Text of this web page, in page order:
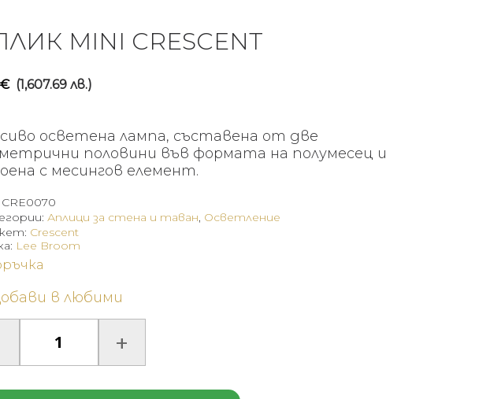
MINI CRESCENT
€ (1,607.69 лв.)
осветена лампа, съставена от две
половини във формата на полумесец и
с месингов елемент.
CRE0070
Аплици за стена и таван, Осветление
Crescent
в любими
Lee Broom